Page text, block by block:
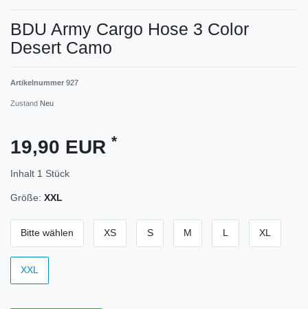
BDU Army Cargo Hose 3 Color
Desert Camo
Artikelnummer 927
Zustand Neu
19,90 EUR *
Inhalt 1 Stück
Größe: XXL
Bitte wählen XS S M L XL
XXL